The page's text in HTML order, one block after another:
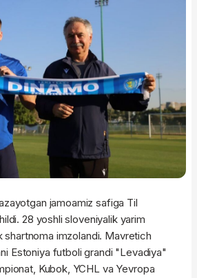
jamoamiz safiga Til
28 yoshli sloveniyalik yarim
shartnoma imzolandi. Mavretich
Estoniya futboli grandi "Levadiya"
Kubok, YCHL va Yevropa